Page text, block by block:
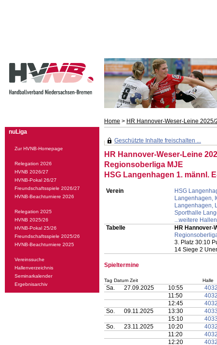
Home > HR Hannover-Weser-Leine 2025/
nuLiga
Zur HVNB-Homepage
Relegation 2026
HVNB 2026/27
HVNB-Pokal 26/27
Freundschaftsspiele 2026/27
HVNB-Beachturniere 2026
Relegation 2025
HVNB 2025/26
HVNB-Pokal 25/26
Freundschaftsspiele 2025/26
HVNB-Beachturniere 2025
Vereinssuche
Hallenverzeichnis
Seminarkalender
Ergebnisarchiv
Geschützte Inhalte freischalten ...
HR Hannover-Weser-Leine
Regionsoberliga MJE
HSG Langenhagen 1. männl.
Verein
HSG
Langenhagen,
Langenhagen,
Sporthalle
...weitere Hallen
Tabelle
HR Hannover-
3. Platz 30:10
14 Siege 2
Spieltermine
Tag Datum Zeit Halle
Sa. 27.09.2025 10:55
11:50
12:45
So.
09.11.2025 13:30
15:10
So.
23.11.2025 10:20
11:20
12:20